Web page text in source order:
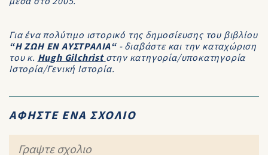
Για ένα πολύτιμο ιστορικό της δημοσίευσης του βιβλίου
“Η ΖΩΗ ΕΝ ΑΥΣΤΡΑΛΙΑ“ - διαβάστε και την καταχώριση
του κ. Hugh Gilchrist στην κατηγορία/υποκατηγορία
Ιστορία/Γενική Ιστορία.
ΑΦΗΣΤΕ ΕΝΑ ΣΧΟΛΙΟ